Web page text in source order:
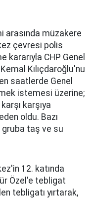
arasında müzakere
çevresi polis
kararıyla CHP Genel
Kılıçdaroğlu'nu
saatlerde Genel
istemesi üzerine;
karşıya
oldu. Bazı
gruba taş ve su
12. katında
Özel'e tebligat
tebligatı yırtarak,